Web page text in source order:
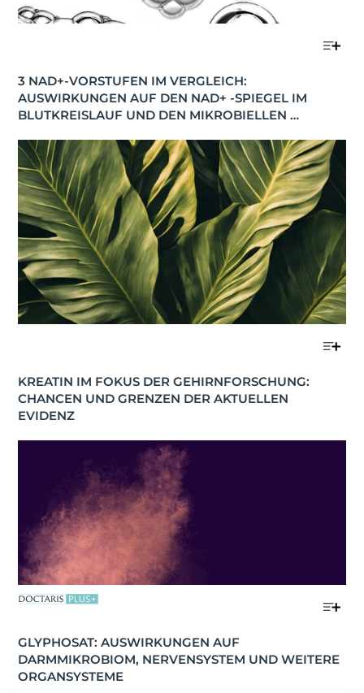
3 NAD+-VORSTUFEN IM VERGLEICH:
AUSWIRKUNGEN AUF DEN NAD+ -SPIEGEL IM
BLUTKREISLAUF UND DEN MIKROBIELLEN
KREATIN IM FOKUS DER GEHIRNFORSCHUNG:
CHANCEN UND GRENZEN DER AKTUELLEN
EVIDENZ
GLYPHOSAT: AUSWIRKUNGEN AUF
DARMMIKROBIOM, NERVENSYSTEM UND WEITERE
ORGANSYSTEME